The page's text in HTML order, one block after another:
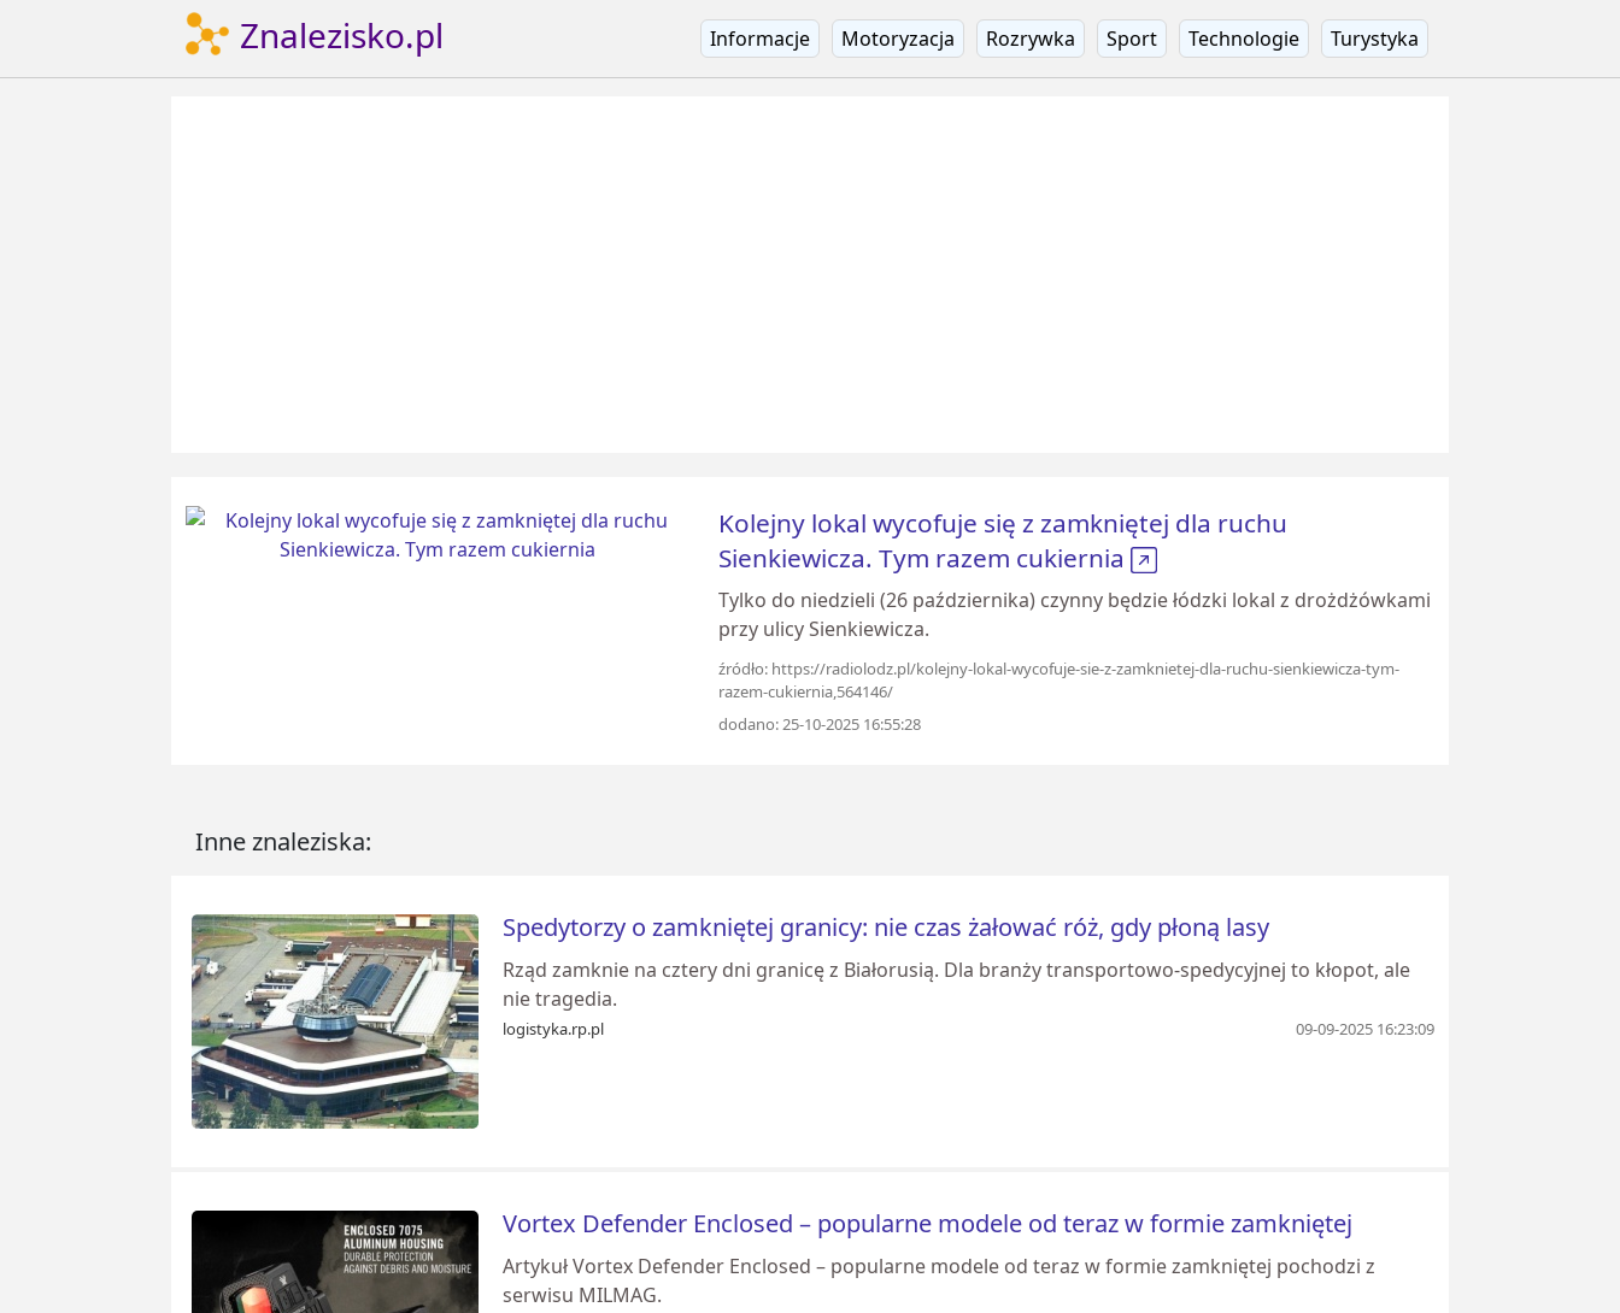
Znalezisko.pl Informacje Motoryzacja Rozrywka Sport Technologie Turystyka
Kolejny lokal wycofuje się z zamkniętej dla ruchu
Sienkiewicza. Tym razem cukiernia
Tylko do niedzieli (26 października) czynny będzie łódzki lokal z drożdżówkami
przy ulicy Sienkiewicza.
źródło: https://radiolodz.pl/kolejny-lokal-wycofuje-sie-z-zamknietej-dla-ruchu-sienkiewicza-tym-
razem-cukiernia,564146/
dodano: 25-10-2025 16:55:28
Inne znaleziska:
Spedytorzy o zamkniętej granicy: nie czas żałować róż, gdy płoną lasy
Rząd zamknie na cztery dni granicę z Białorusią. Dla branży transportowo-spedycyjnej to kłopot, ale
nie tragedia.
logistyka.rp.pl 09-09-2025 16:23:09
Vortex Defender Enclosed – popularne modele od teraz w formie zamkniętej
Artykuł Vortex Defender Enclosed – popularne modele od teraz w formie zamkniętej pochodzi z
serwisu MILMAG.